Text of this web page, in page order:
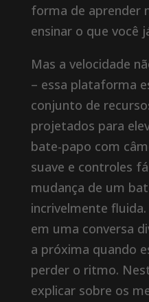
forma de aprender
ensinar o que você
Mas a velocidade
– essa plataforma
conjunto de
projetados para
bate-papo com
suave e controles
mudança de um
incrivelmente
em uma conversa
a próxima quando
perder o ritmo.
explicar sobre os